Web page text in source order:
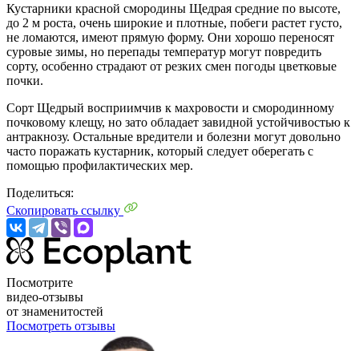
Кустарники красной смородины Щедрая средние по высоте,
до 2 м роста, очень широкие и плотные, побеги растет густо,
не ломаются, имеют прямую форму. Они хорошо переносят
суровые зимы, но перепады температур могут повредить
сорту, особенно страдают от резких смен погоды цветковые
почки.
Сорт Щедрый восприимчив к махровости и смородинному
почковому клещу, но зато обладает завидной устойчивостью к
антракнозу. Остальные вредители и болезни могут довольно
часто поражать кустарник, который следует оберегать с
помощью профилактических мер.
Поделиться:
Скопировать ссылку
Посмотрите
видео-отзывы
от знаменитостей
Посмотреть отзывы